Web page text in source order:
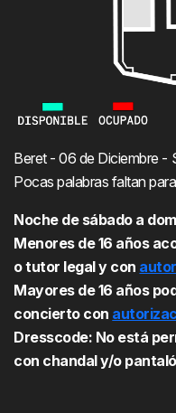
Beret - 06 de Diciembre -
Pocas palabras faltan
Noche de sábado a
Menores de 16 años
o tutor legal y con
Mayores de 16 años
concierto con
​​​​​​​Dresscode: No está
con chandal y/o